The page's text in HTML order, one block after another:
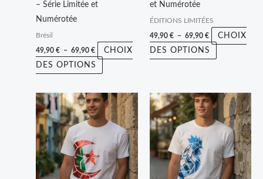
– Série Limitée et
Numérotée
Brésil
49,90€ – 69,90€
CHOIX
DES OPTIONS
page
du
produit
et Numérotée
ÉDITIONS LIMITÉES
49,90 € – 69,90 €
CHOIX
DES OPTIONS
la
page
du
Plage
de
prix :
49,90 €
69,90 €
Ce
produit
a
plusieurs
variations.
Les
Plage
de
prix :
49,90 €
69,90 €
Ce
produit
plusieurs
variations.
Les